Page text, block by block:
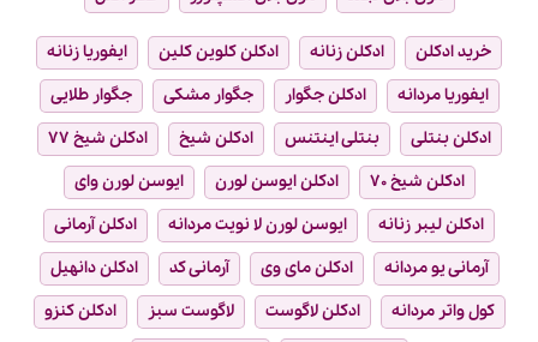
خرید ادکلن ادکلن زنانه ادکلن کلوین کلین
ایفوریا زنانه
ایفوریا مردانه
ادکلن جگوار جگوار مشکی
جگوار طلایی
ادکلن بنتلی
بنتلی اینتنس ادکلن شیخ
ادکلن شیخ ۷۷
ادکلن شیخ ۷۰
ادکلن ایوسن لورن
ایوسن لورن وای
ادکلن لیبر زنانه
ایوسن لورن لا نویت مردانه
ادکلن آرمانی
آرمانی یو مردانه
ادکلن مای وی آرمانی کد
ادکلن دانهیل
کول واتر مردانه
ادکلن لاگوست لاگوست سبز
ادکلن کنزو